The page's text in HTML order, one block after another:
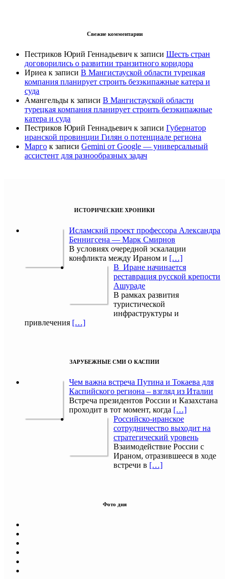
Свежие комментарии
Пестриков Юрий Геннадьевич к записи Шесть стран
договорились о развитии транзитного коридора
Ириеа к записи В Мангистауской области турецкая
компания планирует строить безэкипажные катера и
суда
Амангельды к записи В Мангистауской области
турецкая компания планирует строить безэкипажные
катера и суда
Пестриков Юрий Геннадьевич к записи Губернатор
иранской провинции Гилян о потенциале региона
Марго к записи Gemini от Google — универсальный
ассистент для разнообразных задач
ИСТОРИЧЕСКИЕ ХРОНИКИ
Исламский проект профессора Александра
Беннигсена — Марк Смирнов
В условиях очередной эскалации
конфликта между Ираном и […]
В Иране начинается
реставрация русской крепости
Ашураде
В рамках развития
туристической
инфраструктуры и
привлечения […]
ЗАРУБЕЖНЫЕ СМИ О КАСПИИ
Чем важна встреча Путина и Токаева для
Каспийского региона – взгляд из Италии
Встреча президентов России и Казахстана
проходит в тот момент, когда […]
Российско-иранское
сотрудничество выходит на
стратегический уровень
Взаимодействие России с
Ираном, отразившееся в ходе
встречи в […]
Фото дня